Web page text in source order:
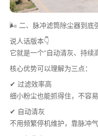
🌬️ 二、脉冲滤筒除尘器到底
说人话版本👇
它就是一个“自动清灰、持续
核心优势可以理解为三点：
✔ 过滤效率高
细小粉尘也能抓得住，不容
✔ 自动清灰
不用频繁停机维护，靠脉冲